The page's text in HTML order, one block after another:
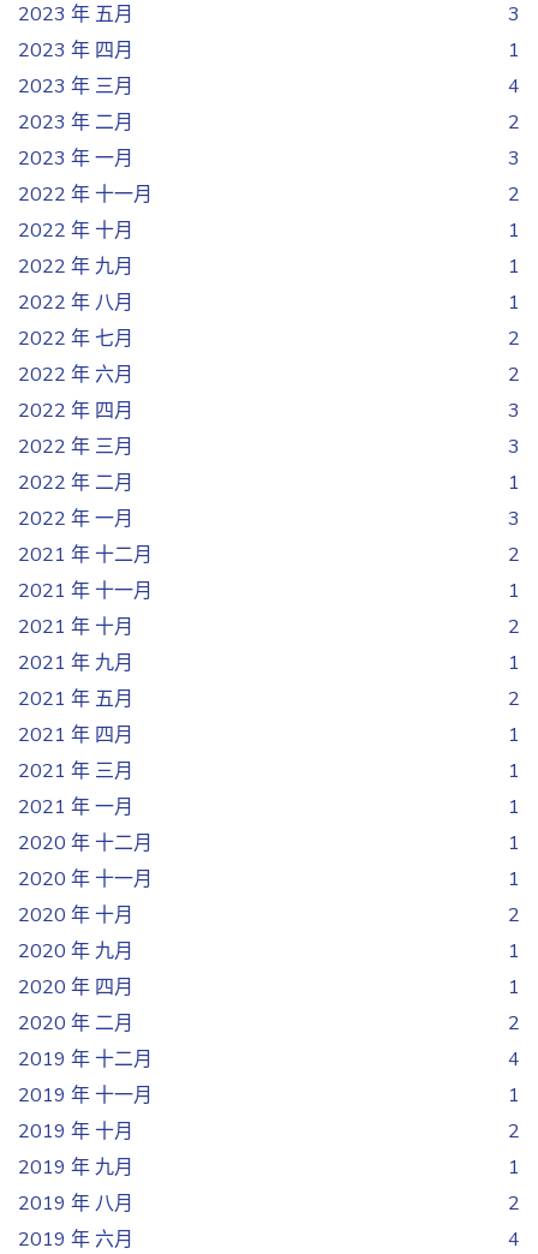
2023 年 五月
3
2023 年 四月
1
2023 年 三月
4
2023 年 二月
2
2023 年 一月
3
2022 年 十一月
2
2022 年 十月
1
2022 年 九月
1
2022 年 八月
1
2022 年 七月
2
2022 年 六月
2
2022 年 四月
3
2022 年 三月
3
2022 年 二月
1
2022 年 一月
3
2021 年 十二月
2
2021 年 十一月
1
2021 年 十月
2
2021 年 九月
1
2021 年 五月
2
2021 年 四月
1
2021 年 三月
1
2021 年 一月
1
2020 年 十二月
1
2020 年 十一月
1
2020 年 十月
2
2020 年 九月
1
2020 年 四月
1
2020 年 二月
2
2019 年 十二月
4
2019 年 十一月
1
2019 年 十月
2
2019 年 九月
1
2019 年 八月
2
2019 年 六月
4